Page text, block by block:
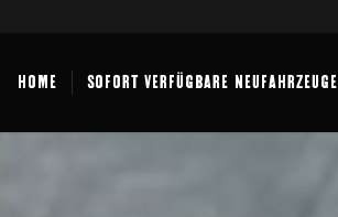
HOME SOFORT VERFÜGBARE NEUFAHRZEUGE